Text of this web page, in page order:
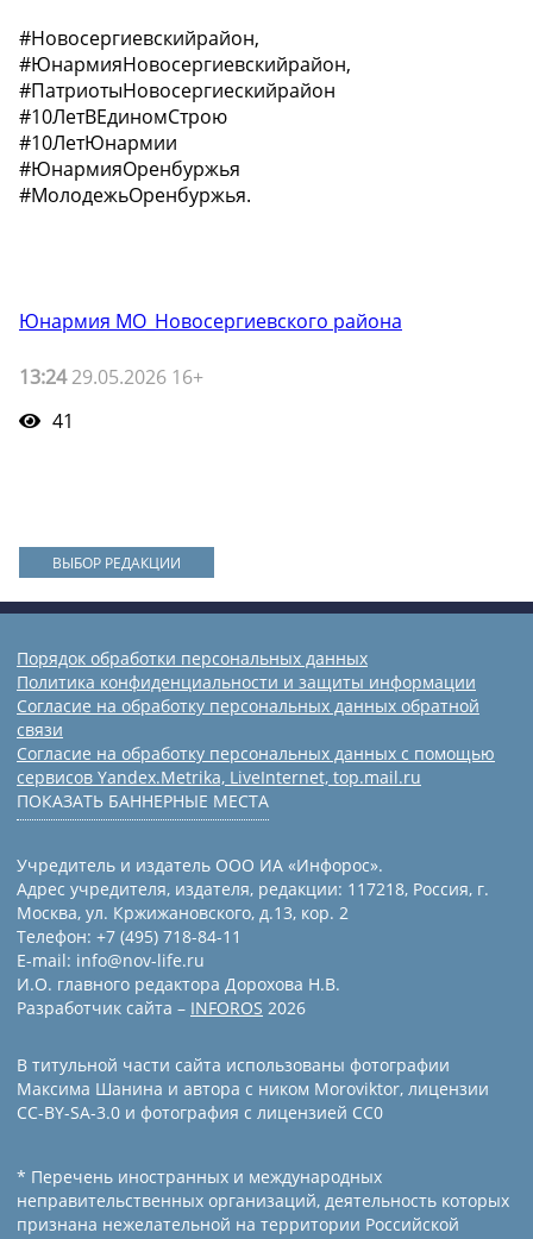
#Новосергиевскийрайон,
#ЮнармияНовосергиевскийрайон,
#ПатриотыНовосергиескийрайон
#10ЛетВЕдиномСтрою
#10ЛетЮнармии
#ЮнармияОренбуржья
#МолодежьОренбуржья.
Юнармия МО_Новосергиевского района
13:2429.05.2026 16+
41
ВЫБОР РЕДАКЦИИ
Порядок обработки персональных данных
Политика конфиденциальности и защиты информации
Согласие на обработку персональных данных обратной
связи
Согласие на обработку персональных данных с помощью
сервисов Yandex.Metrika, LiveInternet, top.mail.ru
ПОКАЗАТЬ БАННЕРНЫЕ МЕСТА
Учредитель и издатель ООО ИА «Инфорос».
Адрес учредителя, издателя, редакции: 117218, Россия, г.
Москва, ул. Кржижановского, д.13, кор. 2
Телефон: +7 (495) 718-84-11
E-mail: info@nov-life.ru
И.О. главного редактора Дорохова Н.В.
Разработчик сайта – INFOROS 2026
В титульной части сайта использованы фотографии
Максима Шанина и автора с ником Moroviktor, лицензии
CC-BY-SA-3.0 и фотография с лицензией СС0
* Перечень иностранных и международных
неправительственных организаций, деятельность которых
признана нежелательной на территории Российской